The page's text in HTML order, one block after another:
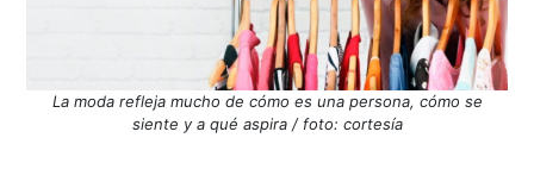
La moda refleja mucho de cómo es una persona, cómo se
siente y a qué aspira / foto: cortesía